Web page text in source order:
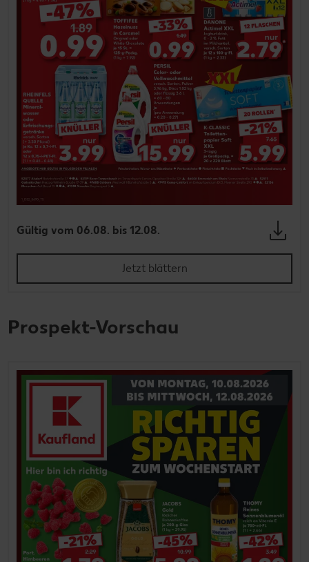
Gültig vom 06.08. bis 12.08.
Jetzt blättern
Prospekt-Vorschau